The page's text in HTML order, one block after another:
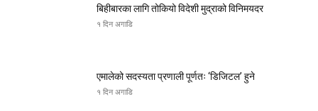
बिहीबारका लागि तोकियो विदेशी मुद्राको विनिमयदर
१ दिन अगाडि
एमालेको सदस्यता प्रणाली पूर्णतः ‘डिजिटल’ हुने
१ दिन अगाडि